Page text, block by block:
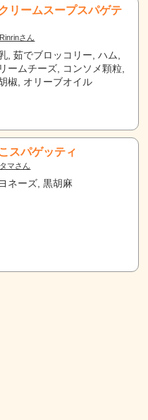
リームスープスパゲテ
さん
, 茹でブロッコリー, ハム,
ームチーズ, コンソメ顆粒,
椒, オリーブオイル
スパゲッティ
マさん
ネーズ, 黒胡麻